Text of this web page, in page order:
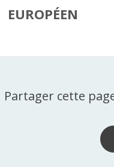
EUROPÉEN
Partager cette